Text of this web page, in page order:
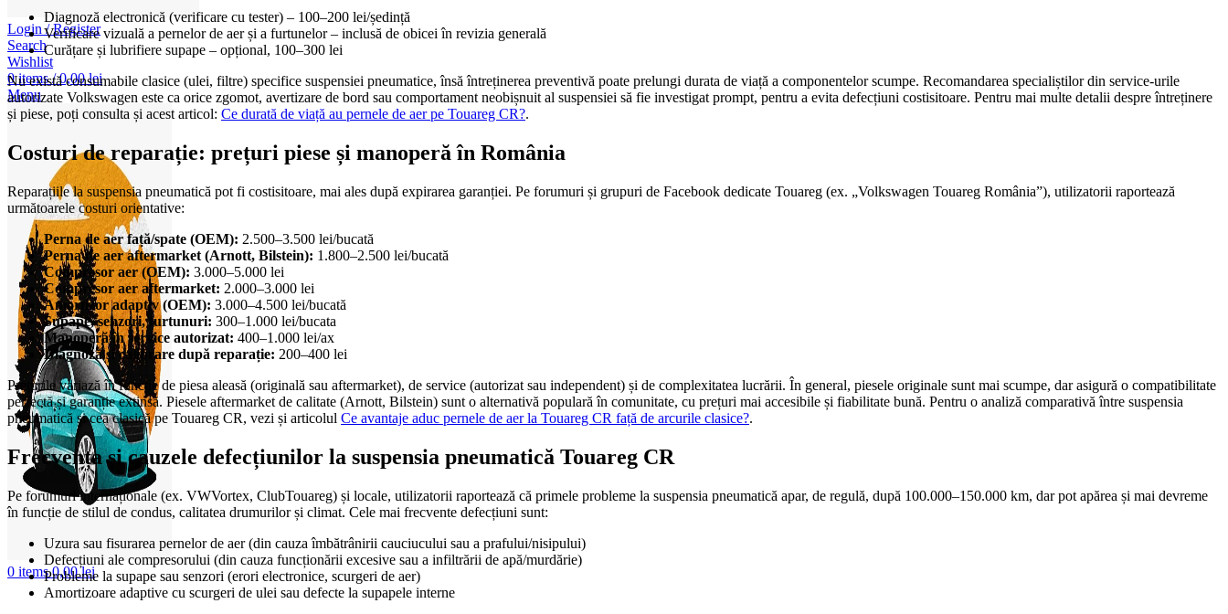
Login / Register
Search
Wishlist
0items / 0,00lei
Menu
0 items 0,00lei
Diagnoză electronică (verificare cu tester) – 100–200 lei/ședință
Verificare vizuală a pernelor de aer și a furtunelor – inclusă de obicei în revizia generală
Curățare și lubrifiere supape – opțional, 100–300 lei
Nu există consumabile clasice (ulei, filtre) specifice suspensiei pneumatice, însă întreținerea preventivă poate prelungi durata de viață a componentelor scumpe. Recomandarea specialiștilor din service-urile
autorizate Volkswagen este ca orice zgomot, avertizare de bord sau comportament neobișnuit al suspensiei să fie investigat prompt, pentru a evita defecțiuni costisitoare. Pentru mai multe detalii despre întreținere
și piese, poți consulta și acest articol: Ce durată de viață au pernele de aer pe Touareg CR?.
Costuri de reparație: prețuri piese și manoperă în România
Reparațiile la suspensia pneumatică pot fi costisitoare, mai ales după expirarea garanției. Pe forumuri și grupuri de Facebook dedicate Touareg (ex. „Volkswagen Touareg România”), utilizatorii raportează
următoarele costuri orientative:
Perna de aer față/spate (OEM): 2.500–3.500 lei/bucată
Perna de aer aftermarket (Arnott, Bilstein): 1.800–2.500 lei/bucată
Compresor aer (OEM): 3.000–5.000 lei
Compresor aer aftermarket: 2.000–3.000 lei
Amortizor adaptiv (OEM): 3.000–4.500 lei/bucată
Supape, senzori, furtunuri: 300–1.000 lei/bucata
Manoperă în service autorizat: 400–1.000 lei/ax
Diagnoză și calibrare după reparație: 200–400 lei
Prețurile variază în funcție de piesa aleasă (originală sau aftermarket), de service (autorizat sau independent) și de complexitatea lucrării. În general, piesele originale sunt mai scumpe, dar asigură o compatibilitate
perfectă și garanție extinsă. Piesele aftermarket de calitate (Arnott, Bilstein) sunt o alternativă populară în comunitate, cu prețuri mai accesibile și fiabilitate bună. Pentru o analiză comparativă între suspensia
pneumatică și cea clasică pe Touareg CR, vezi și articolul Ce avantaje aduc pernele de aer la Touareg CR față de arcurile clasice?.
Frecvența și cauzele defecțiunilor la suspensia pneumatică Touareg CR
Pe forumuri internaționale (ex. VWVortex, ClubTouareg) și locale, utilizatorii raportează că primele probleme la suspensia pneumatică apar, de regulă, după 100.000–150.000 km, dar pot apărea și mai devreme
în funcție de stilul de condus, calitatea drumurilor și climat. Cele mai frecvente defecțiuni sunt:
Uzura sau fisurarea pernelor de aer (din cauza îmbătrânirii cauciucului sau a prafului/nisipului)
Defecțiuni ale compresorului (din cauza funcționării excesive sau a infiltrării de apă/murdărie)
Probleme la supape sau senzori (erori electronice, scurgeri de aer)
Amortizoare adaptive cu scurgeri de ulei sau defecte la supapele interne